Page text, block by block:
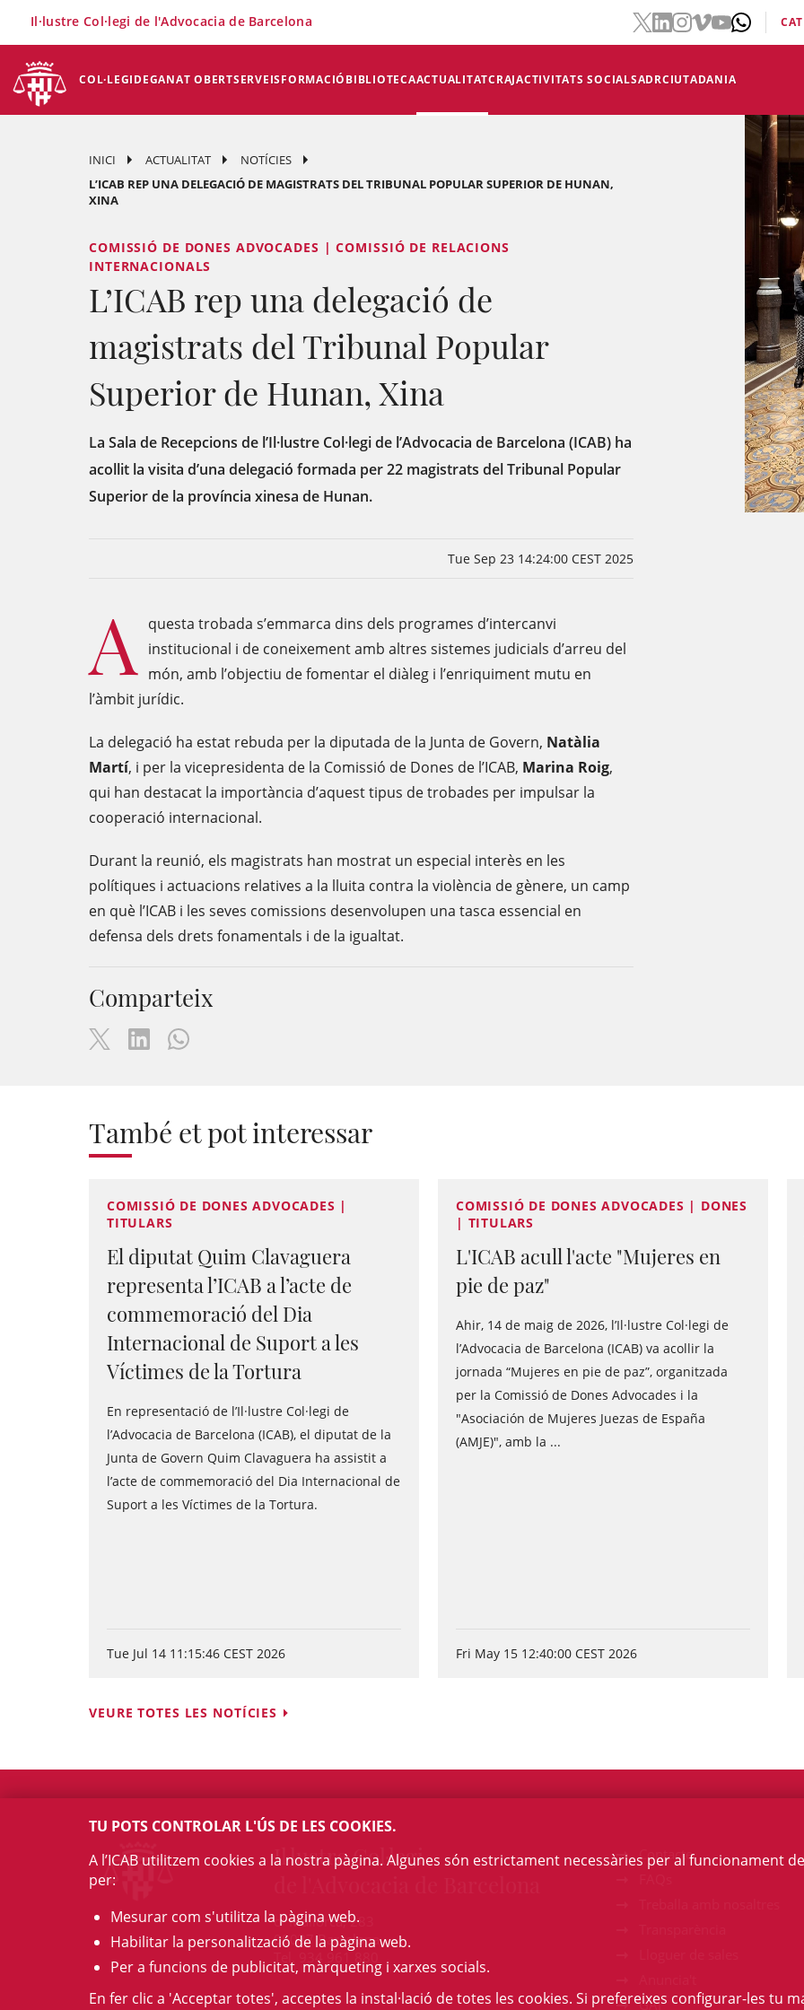
COL·LEGIDEGANAT OBERTSERVEISFORMACIÓBIBLIOTECAACTUALITATCRAJACTIVITATS SOCIALSADRCIUTADANIA
Il·lustre Col·legi de l'Advocacia de Barcelona CAT
INICI ACTUALITAT
NOTÍCIES
L’ICAB REP UNA DELEGACIÓ DE MAGISTRATS DEL TRIBUNAL POPULAR SUPERIOR DE HUNAN,
XINA
COMISSIÓ DE DONES ADVOCADES | COMISSIÓ DE RELACIONS
INTERNACIONALS
L’ICAB rep una delegació de
magistrats del Tribunal Popular
Superior de Hunan, Xina
La Sala de Recepcions de l’Il·lustre Col·legi de l’Advocacia de Barcelona (ICAB) ha
acollit la visita d’una delegació formada per 22 magistrats del Tribunal Popular
Superior de la província xinesa de Hunan.
Tue Sep 23 14:24:00 CEST 2025
A questa trobada s’emmarca dins dels programes d’intercanvi
institucional i de coneixement amb altres sistemes judicials d’arreu del
món, amb l’objectiu de fomentar el diàleg i l’enriquiment mutu en
l’àmbit jurídic.
La delegació ha estat rebuda per la diputada de la Junta de Govern, Natàlia
Martí, i per la vicepresidenta de la Comissió de Dones de l’ICAB, Marina Roig,
qui han destacat la importància d’aquest tipus de trobades per impulsar la
cooperació internacional.
Durant la reunió, els magistrats han mostrat un especial interès en les
polítiques i actuacions relatives a la lluita contra la violència de gènere, un camp
en què l’ICAB i les seves comissions desenvolupen una tasca essencial en
defensa dels drets fonamentals i de la igualtat.
Comparteix
També et pot interessar
COMISSIÓ DE DONES ADVOCADES |
TITULARS
El diputat Quim Clavaguera
representa l’ICAB a l’acte de
commemoració del Dia
Internacional de Suport a les
Víctimes de la Tortura
En representació de l’Il·lustre Col·legi de
l’Advocacia de Barcelona (ICAB), el diputat de la
Junta de Govern Quim Clavaguera ha assistit a
l’acte de commemoració del Dia Internacional de
Suport a les Víctimes de la Tortura.
Tue Jul 14 11:15:46 CEST 2026
COMISSIÓ DE DONES ADVOCADES | DONES
| TITULARS
L'ICAB acull l'acte "Mujeres en
pie de paz"
Ahir, 14 de maig de 2026, l’Il·lustre Col·legi de
l’Advocacia de Barcelona (ICAB) va acollir la
jornada “Mujeres en pie de paz”, organitzada
per la Comissió de Dones Advocades i la
"Asociación de Mujeres Juezas de España
(AMJE)", amb la ...
Fri May 15 12:40:00 CEST 2026
VEURE TOTES LES NOTÍCIES
Il·lustre Col·legi
c/ Mallorca, 283
08037 Barcelona
Tel. 934 961 880
Contacte
GAJ
TU POTS CONTROLAR L'ÚS DE LES COOKIES.
A l’ICAB utilitzem cookies a la nostra pàgina. Algunes són estrictament necessàries per al funcionament
per:
Mesurar com s'utilitza la pàgina web.
Habilitar la personalització de la pàgina web.
Per a funcions de publicitat, màrqueting i xarxes socials.
En fer clic a 'Acceptar totes', acceptes la instal·lació de totes les cookies. Si prefereixes configurar-les tu